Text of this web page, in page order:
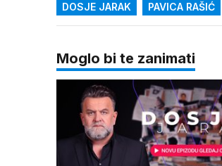
DOSJE JARAK PAVICA RAŠIĆ
Moglo bi te zanimati